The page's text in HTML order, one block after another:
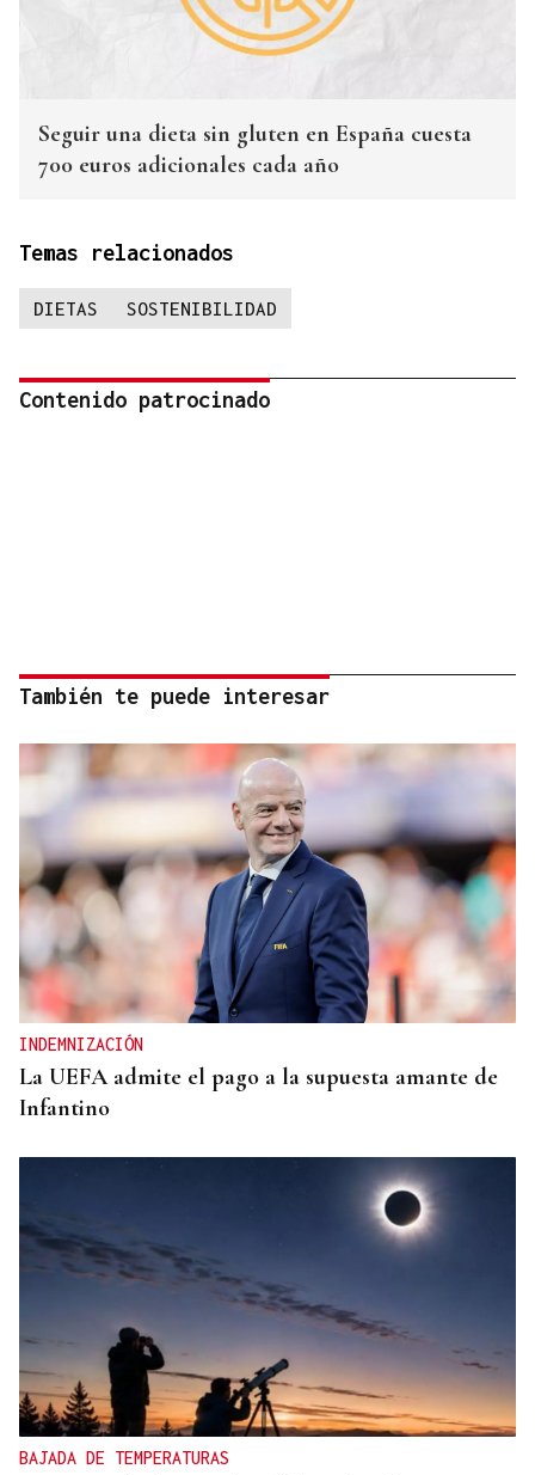
Seguir una dieta sin gluten en España cuesta
700 euros adicionales cada año
Temas relacionados
DIETAS SOSTENIBILIDAD
Contenido patrocinado
También te puede interesar
INDEMNIZACIÓN
La UEFA admite el pago a la supuesta amante de
Infantino
BAJADA DE TEMPERATURAS